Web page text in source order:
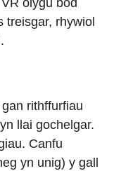
treisgar, rhywiol
rithffurfiau
llai gochelgar.
Canfu
yn unig) y gall